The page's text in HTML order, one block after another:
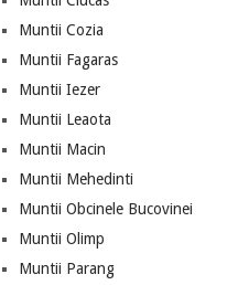
Muntii Cozia
Muntii Fagaras
Muntii Iezer
Muntii Leaota
Muntii Macin
Muntii Mehedinti
Muntii Obcinele Bucovinei
Muntii Olimp
Muntii Parang